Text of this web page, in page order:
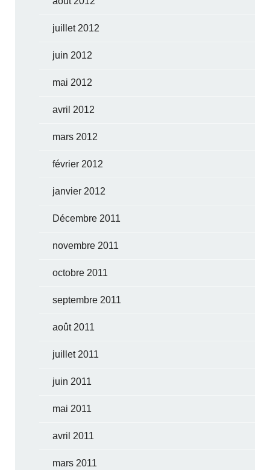
juillet 2012
juin 2012
mai 2012
avril 2012
mars 2012
février 2012
janvier 2012
Décembre 2011
novembre 2011
octobre 2011
septembre 2011
août 2011
juillet 2011
juin 2011
mai 2011
avril 2011
mars 2011